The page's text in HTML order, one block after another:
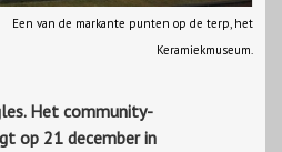
Een van de markante punten op de terp, het
Keramiekmuseum.
Het community-
op 21 december in